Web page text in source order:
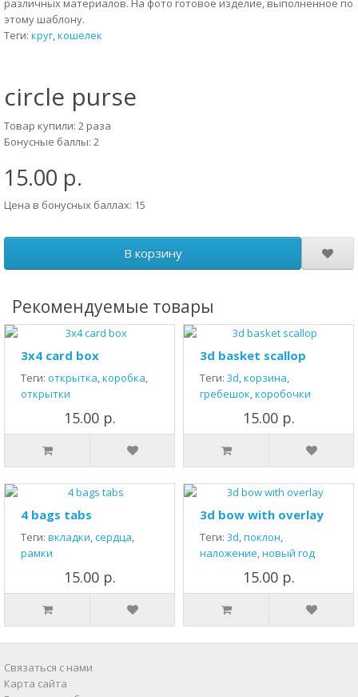
различных материалов. На фото готовое изделие, выполненное по
этому шаблону.
Теги: круг,кошелек
circle purse
Товар купили: 2 раза
Бонусные баллы: 2
15.00 р.
Цена в бонусных баллах: 15
В корзину
Рекомендуемые товары
3x4 card box
Теги: открытка,коробка,
открытки
15.00 р.
3d basket scallop
Теги: 3d,корзина,
гребешок,коробочки
15.00 р.
4 bags tabs
Теги: вкладки,сердца,
рамки
15.00 р.
3d bow with overlay
Теги: 3d,поклон,
наложение,новый год
15.00 р.
Связаться с нами
Карта сайта